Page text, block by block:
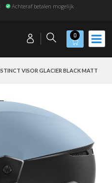
Achteraf betalen mogelijk
0
VISOR GLACIER BLACK MATT